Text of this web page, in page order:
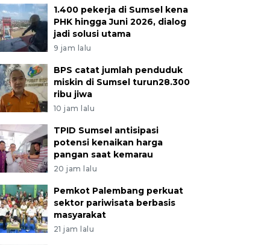
1.400 pekerja di Sumsel kena
PHK hingga Juni 2026, dialog
jadi solusi utama
9 jam lalu
BPS catat jumlah penduduk
miskin di Sumsel turun28.300
ribu jiwa
10 jam lalu
TPID Sumsel antisipasi
potensi kenaikan harga
pangan saat kemarau
20 jam lalu
Pemkot Palembang perkuat
sektor pariwisata berbasis
masyarakat
21 jam lalu